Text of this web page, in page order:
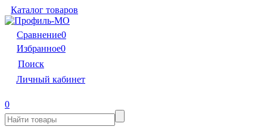
Каталог товаров
Сравнение0
Избранное0
Поиск
Личный кабинет
0